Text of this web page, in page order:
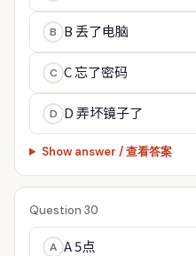
B B 丢了电脑
C C 忘了密码
D D 弄坏镜子了
Show answer / 查看答案
Question 30
A A 5点